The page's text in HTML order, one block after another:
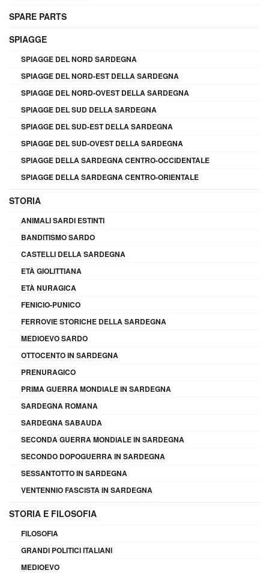
SPARE PARTS
SPIAGGE
SPIAGGE DEL NORD SARDEGNA
SPIAGGE DEL NORD-EST DELLA SARDEGNA
SPIAGGE DEL NORD-OVEST DELLA SARDEGNA
SPIAGGE DEL SUD DELLA SARDEGNA
SPIAGGE DEL SUD-EST DELLA SARDEGNA
SPIAGGE DEL SUD-OVEST DELLA SARDEGNA
SPIAGGE DELLA SARDEGNA CENTRO-OCCIDENTALE
SPIAGGE DELLA SARDEGNA CENTRO-ORIENTALE
STORIA
ANIMALI SARDI ESTINTI
BANDITISMO SARDO
CASTELLI DELLA SARDEGNA
ETÀ GIOLITTIANA
ETÀ NURAGICA
FENICIO-PUNICO
FERROVIE STORICHE DELLA SARDEGNA
MEDIOEVO SARDO
OTTOCENTO IN SARDEGNA
PRENURAGICO
PRIMA GUERRA MONDIALE IN SARDEGNA
SARDEGNA ROMANA
SARDEGNA SABAUDA
SECONDA GUERRA MONDIALE IN SARDEGNA
SECONDO DOPOGUERRA IN SARDEGNA
SESSANTOTTO IN SARDEGNA
VENTENNIO FASCISTA IN SARDEGNA
STORIA E FILOSOFIA
FILOSOFIA
GRANDI POLITICI ITALIANI
MEDIOEVO